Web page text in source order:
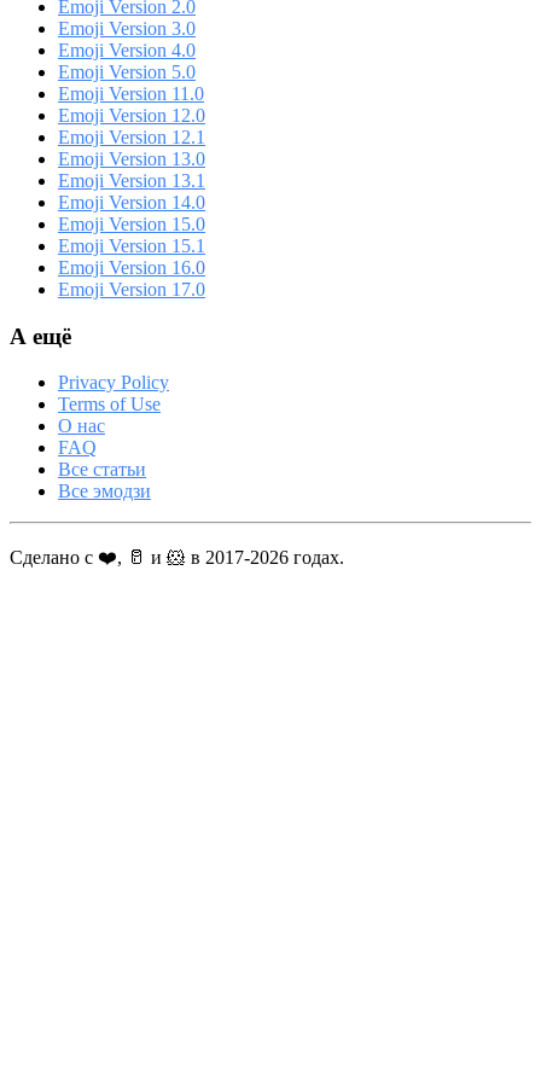
Emoji Version 2.0
Emoji Version 3.0
Emoji Version 4.0
Emoji Version 5.0
Emoji Version 11.0
Emoji Version 12.0
Emoji Version 12.1
Emoji Version 13.0
Emoji Version 13.1
Emoji Version 14.0
Emoji Version 15.0
Emoji Version 15.1
Emoji Version 16.0
Emoji Version 17.0
А ещё
Privacy Policy
Terms of Use
О нас
FAQ
Все статьи
Все эмодзи
Сделано с ❤️, 🥛 и 🐹 в 2017-2026 годах.